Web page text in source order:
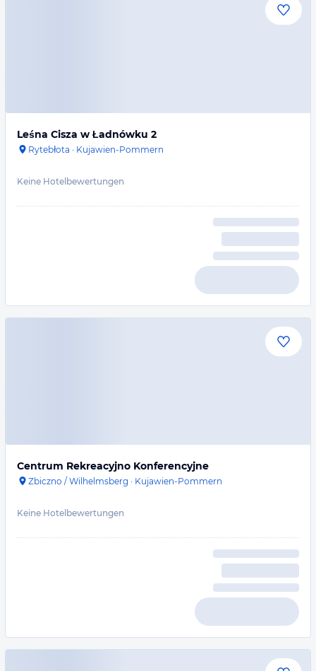
Leśna Cisza w Ładnówku 2
Rytebłota · Kujawien-Pommern
Keine Hotelbewertungen
Centrum Rekreacyjno Konferencyjne
Zbiczno / Wilhelmsberg · Kujawien-Pommern
Keine Hotelbewertungen